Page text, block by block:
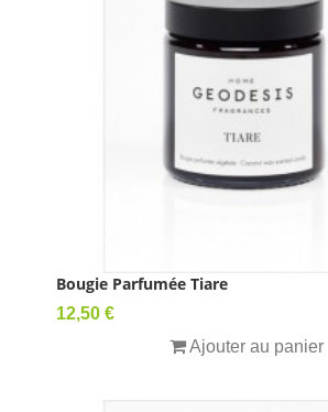
Bougie Parfumée Tiare
Prix
12,50 €
Ajouter au panier